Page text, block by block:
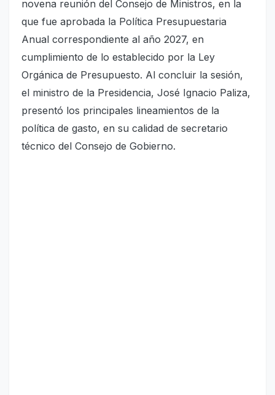
novena reunión del Consejo de Ministros, en la
que fue aprobada la Política Presupuestaria
Anual correspondiente al año 2027, en
cumplimiento de lo establecido por la Ley
Orgánica de Presupuesto. Al concluir la sesión,
el ministro de la Presidencia, José Ignacio Paliza,
presentó los principales lineamientos de la
política de gasto, en su calidad de secretario
técnico del Consejo de Gobierno.